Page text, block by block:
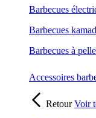
Barbecues
Barbecues
Barbecues à
Accessoires
RetourVoir